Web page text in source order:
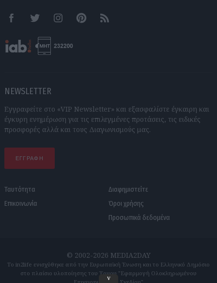
FacebookTwitter InstagramPinterestRSS feeds
NEWSLETTER
Εγγραφείτε στο «VIP Newsletter» και εξασφαλίστε έγκαιρη και
έγκυρη ενημέρωση για τις επιλεγμένες προτάσεις, τις ειδικές
προσφορές αλλά και τους Διαγωνισμούς μας.
ΕΓΓΡΑΦΗ
Ταυτότητα
Επικοινωνία
Διαφημιστείτε
Όροι χρήσης
Προσωπικά δεδομένα
© 2002-2026 MEDIA2DAY
Το in2life ενισχύθηκε από την Ευρωπαϊκή Ένωση και το Ελληνικό Δημόσιο
στο πλαίσιο υλοποίησης του Έργου "Εφαρμογή Ολοκληρωμένου
v